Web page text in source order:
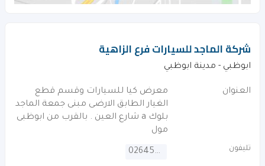
شركة الماجد للسيارات فرع الزاهية
ابوظبي - مدينة ابوظبي
العنوان
معرض كيا للسيارات وقسم قطع
الغيار الطابق الارضى مبنى جمعة الماجد
بلوك a شارع العين . بالقرب من ابوظبى
مول
تليفون 026456277